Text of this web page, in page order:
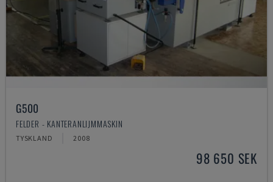
G500
FELDER - KANTERANLIJMMASKIN
TYSKLAND 2008
98 650 SEK